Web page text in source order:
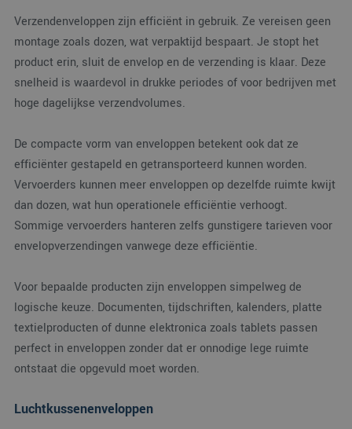
Verzendenveloppen zijn efficiënt in gebruik. Ze vereisen geen
montage zoals dozen, wat verpaktijd bespaart. Je stopt het
product erin, sluit de envelop en de verzending is klaar. Deze
snelheid is waardevol in drukke periodes of voor bedrijven met
hoge dagelijkse verzendvolumes.
De compacte vorm van enveloppen betekent ook dat ze
efficiënter gestapeld en getransporteerd kunnen worden.
Vervoerders kunnen meer enveloppen op dezelfde ruimte kwijt
dan dozen, wat hun operationele efficiëntie verhoogt.
Sommige vervoerders hanteren zelfs gunstigere tarieven voor
envelopverzendingen vanwege deze efficiëntie.
Voor bepaalde producten zijn enveloppen simpelweg de
logische keuze. Documenten, tijdschriften, kalenders, platte
textielproducten of dunne elektronica zoals tablets passen
perfect in enveloppen zonder dat er onnodige lege ruimte
ontstaat die opgevuld moet worden.
Luchtkussenenveloppen